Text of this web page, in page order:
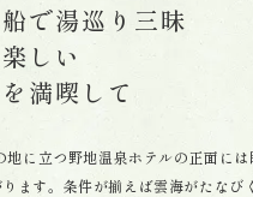
で湯巡り三昧
しい
満喫して
に立つ野地温泉ホテルの正面に
ます。条件が揃えば雲海がたなび